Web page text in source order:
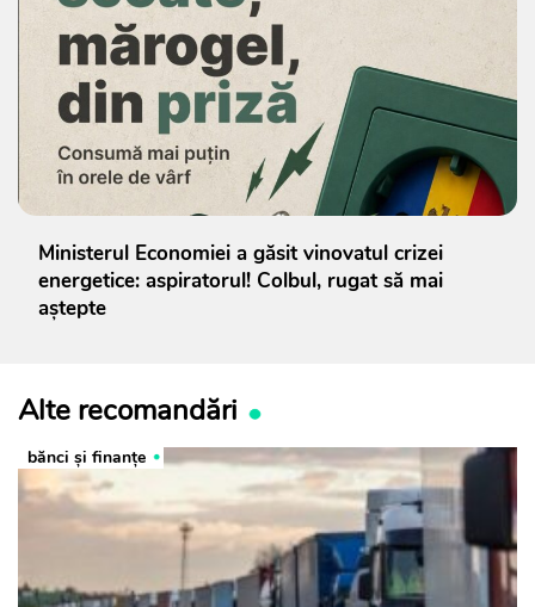
Ministerul Economiei a găsit vinovatul crizei
energetice: aspiratorul! Colbul, rugat să mai
aștepte
Alte recomandări
bănci şi finanţe